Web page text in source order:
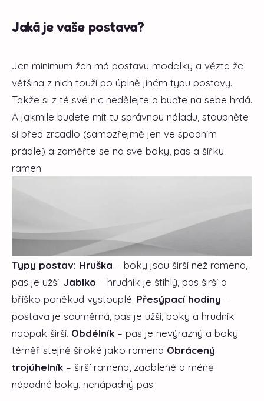
Jaká je vaše postava?
Jen minimum žen má postavu modelky a vězte že
většina z nich touží po úplně jiném typu postavy.
Takže si z té své nic nedělejte a buďte na sebe hrdá.
A jakmile budete mít tu správnou náladu, stoupněte
si před zrcadlo (samozřejmě jen ve spodním
prádle) a zaměřte se na své boky, pas a šířku
ramen.
Typy postav: Hruška – boky jsou širší než ramena,
pas je užší. Jablko – hrudník je štíhlý, pas širší a
bříško poněkud vystouplé. Přesýpací hodiny –
postava je souměrná, pas je užší, boky a hrudník
naopak širší. Obdélník – pas je nevýrazný a boky
téměř stejně široké jako ramena Obrácený
trojúhelník – širší ramena, zaoblené a méně
nápadné boky, nenápadný pas.